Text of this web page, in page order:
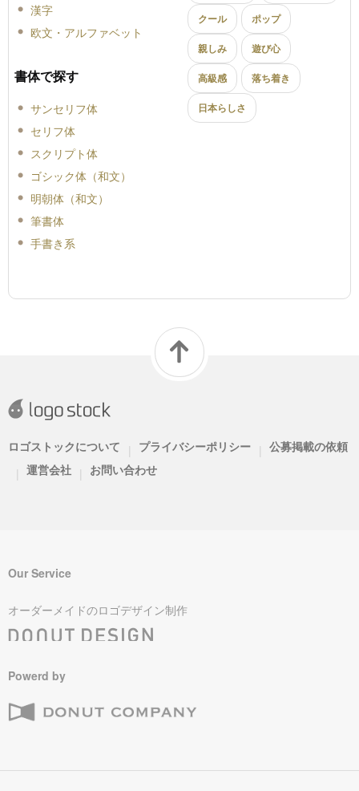
漢字
欧文・アルファベット
書体で探す
サンセリフ体
セリフ体
スクリプト体
ゴシック体（和文）
明朝体（和文）
筆書体
手書き系
クール ポップ
親しみ 遊び心
高級感 落ち着き
日本らしさ
ロゴストックについて | プライバシーポリシー | 公募掲載の依頼
| 運営会社 | お問い合わせ
Our Service
オーダーメイドのロゴデザイン制作
Powerd by